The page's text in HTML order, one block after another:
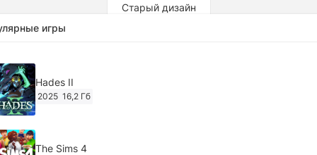
Старый дизайн
игры
Hades II
2025 16,2 Гб
The Sims 4